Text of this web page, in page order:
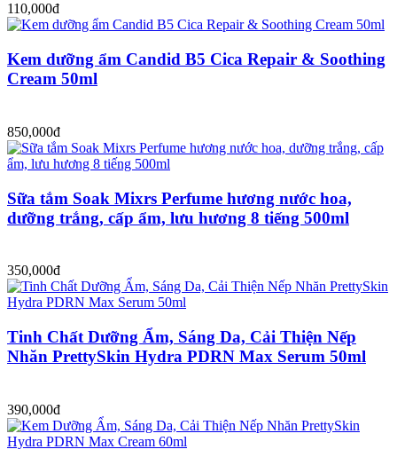
110,000đ
Kem dưỡng ẩm Candid B5 Cica Repair & Soothing
Cream 50ml
850,000đ
Sữa tắm Soak Mixrs Perfume hương nước hoa,
dưỡng trắng, cấp ẩm, lưu hương 8 tiếng 500ml
350,000đ
Tinh Chất Dưỡng Ẩm, Sáng Da, Cải Thiện Nếp
Nhăn PrettySkin Hydra PDRN Max Serum 50ml
390,000đ